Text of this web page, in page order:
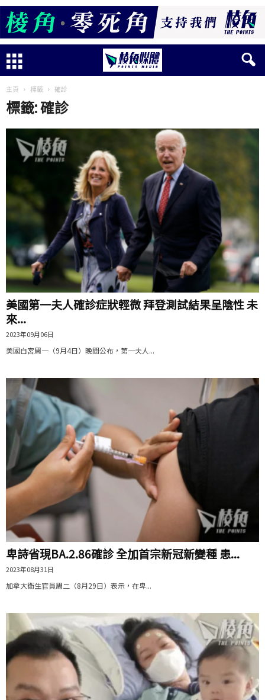
主頁 標籤 確診
標籤: 確診
美國第一夫人確診症狀輕微 拜登測試結果呈陰性 未
來...
2023年09月06日
美國白宮周一（9月4日）晚間公布，第一夫人...
卑詩省現BA.2.86確診 全加首宗新冠新變種 患...
2023年08月31日
加拿大衛生官員周二（8月29日）表示，在卑...